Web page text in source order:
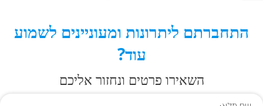
התחברתם ליתרונות ומעוניינים לשמוע
עוד?
השאירו פרטים ונחזור אליכם